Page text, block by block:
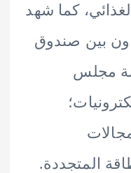
كما شهد
صندوق